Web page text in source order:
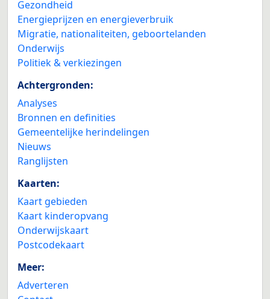
Gezondheid
Energieprijzen en energieverbruik
Migratie, nationaliteiten, geboortelanden
Onderwijs
Politiek & verkiezingen
Achtergronden:
Analyses
Bronnen en definities
Gemeentelijke herindelingen
Nieuws
Ranglijsten
Kaarten:
Kaart gebieden
Kaart kinderopvang
Onderwijskaart
Postcodekaart
Meer:
Adverteren